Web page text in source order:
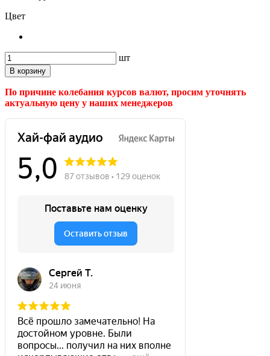
Цвет
шт
В корзину
По причине колебания курсов валют, просим уточнять
актуальную цену у наших менеджеров